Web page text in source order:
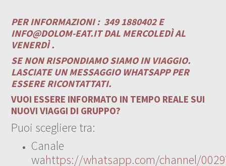
PER INFORMAZIONI : 349 1880402 E
INFO@DOLOM-EAT.ITDAL MERCOLEDÌ AL
VENERDÌ .
SE NON RISPONDIAMO SIAMO IN VIAGGIO.
LASCIATE UN MESSAGGIO WHATSAPP PER
ESSERE RICONTATTATI.
VUOI ESSERE INFORMATO IN TEMPO REALE SUI
NUOVI VIAGGI DI GRUPPO?
Puoi scegliere tra:
Canale
wahttps://whatsapp.com/channel/